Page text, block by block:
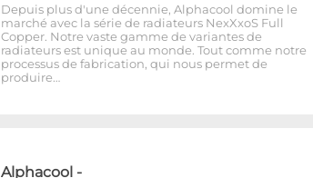
Depuis plus d'une décennie, Alphacool domine le
marché avec la série de radiateurs NexXxoS Full
Copper. Notre vaste gamme de variantes de
radiateurs est unique au monde. Tout comme notre
processus de fabrication, qui nous permet de
produire…
Alphacool -